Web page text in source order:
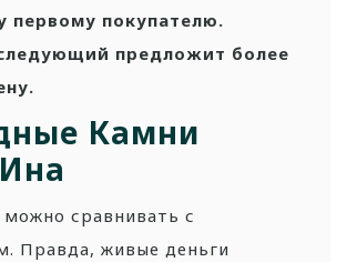
первому покупателю.
предложит более
Камни
сравнивать с
Правда, живые деньги